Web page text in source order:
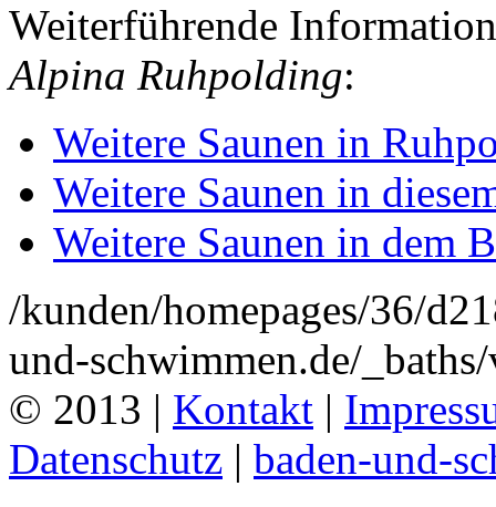
Weiterführende
Alpina Ruhpolding:
Weitere Saunen in
Weitere Saunen in
Weitere Saunen in dem
/kunden/homepages/36/
und-schwimmen.de/
© 2013 | Kontakt |
Datenschutz | baden-und-